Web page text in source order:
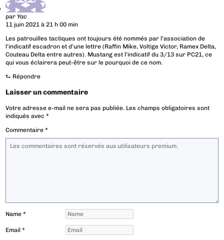
par Yac
11 juin 2021 à 21 h 00 min
Les patrouilles tactiques ont toujours été nommés par l’association de
l’indicatif escadron et d’une lettre (Raffin Mike, Voltige Victor, Ramex Delta,
Couteau Delta entre autres). Mustang est l’indicatif du 3/13 sur PC21, ce
qui vous éclairera peut-être sur le pourquoi de ce nom.
⮑ Répondre
Laisser un commentaire
Votre adresse e-mail ne sera pas publiée. Les champs obligatoires sont
indiqués avec*
Commentaire*
Name*
Email*